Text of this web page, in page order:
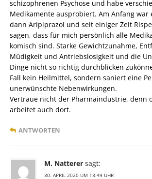
schizophrenen Psychose und habe
Medikamente ausprobiert. Am Anfang war
dann Aripiprazol und seit einiger Zeit
sagen, dass für mich persönlich alle
komisch sind. Starke Gewichtzunahme,
Müdigkeit und Antriebslosigkeit und die
Dinge nicht so richtig durchblicken
Fall kein Heilmittel, sondern saniert eine
unerwünschte Nebenwirkungen.
Vertraue nicht der Pharmaindustrie, denn
arbeitet auch dort.
ANTWORTEN
M. Natterer sagt:
30. APRIL 2020 UM 13:49 UHR